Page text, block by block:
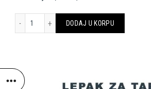
VERSACE HOME WALLPAPER 935485
DODAJ U KORPU